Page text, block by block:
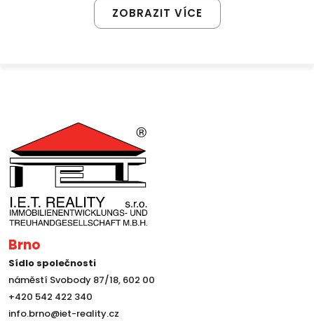
ZOBRAZIT VÍCE
Brno
Sídlo společnosti
náměstí Svobody 87/18, 602 00
+420 542 422 340
info.brno@iet-reality.cz